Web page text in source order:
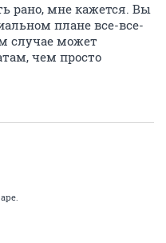
рано, мне кажется. Вы
плане все-все-
случае может
чем просто